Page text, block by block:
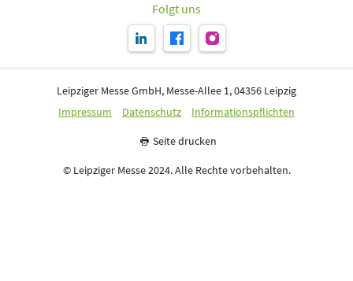
Folgt uns
Leipziger Messe GmbH, Messe-Allee 1, 04356 Leipzig
Impressum
Datenschutz Informationspflichten
Seite drucken
© Leipziger Messe 2024. Alle Rechte vorbehalten.